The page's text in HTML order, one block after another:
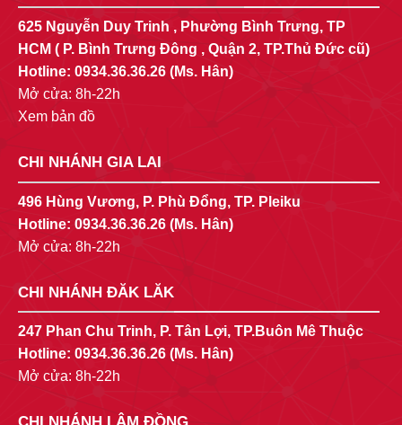
625 Nguyễn Duy Trinh , Phường Bình Trưng, TP
HCM ( P. Bình Trưng Đông , Quận 2, TP.Thủ Đức cũ)
Hotline: 0934.36.36.26 (Ms. Hân)
Mở cửa: 8h-22h
Xem bản đồ
CHI NHÁNH GIA LAI
496 Hùng Vương, P. Phù Đổng, TP. Pleiku
Hotline: 0934.36.36.26 (Ms. Hân)
Mở cửa: 8h-22h
CHI NHÁNH ĐĂK LĂK
247 Phan Chu Trinh, P. Tân Lợi, TP.Buôn Mê Thuộc
Hotline: 0934.36.36.26 (Ms. Hân)
Mở cửa: 8h-22h